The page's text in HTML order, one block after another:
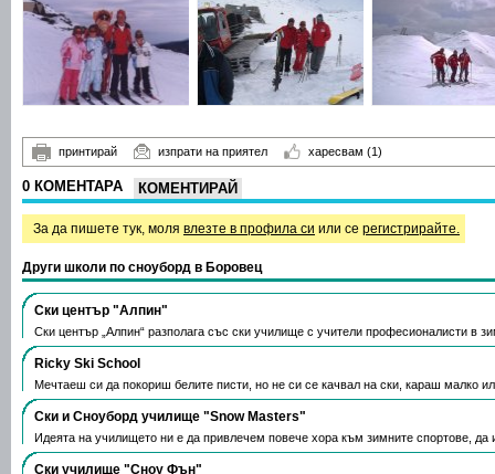
принтирай изпрати на приятел харесвам (1)
0 КОМЕНТАРА КОМЕНТИРАЙ
За да пишете тук, моля влезте в профила си или се регистрирайте.
Други школи по сноуборд в Боровец
Ски център "Алпин"
Ски център „Алпин“ разполага със ски училище с учители професионалисти в
Ricky Ski School
Мечтаеш си да покориш белите писти, но не си се качвал на ски, караш малко
Ски и Сноуборд училище "Snow Masters"
Идеята на училището ни е да привлечем повече хора към зимните спортове,
Ски училище "Сноу Фън"